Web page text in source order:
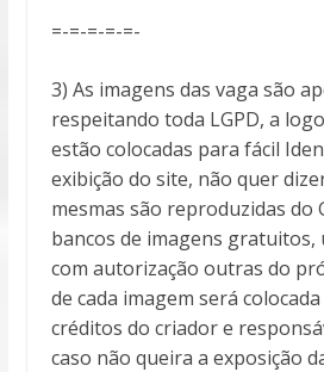
=-=-=-=-=-
3) As imagens das vaga são
respeitando toda LGPD, a
estão colocadas para fácil
exibição do site, não quer
mesmas são reproduzidas do
bancos de imagens gratuitos,
com autorização outras do
de cada imagem será
créditos do criador e
caso não queira a exposição